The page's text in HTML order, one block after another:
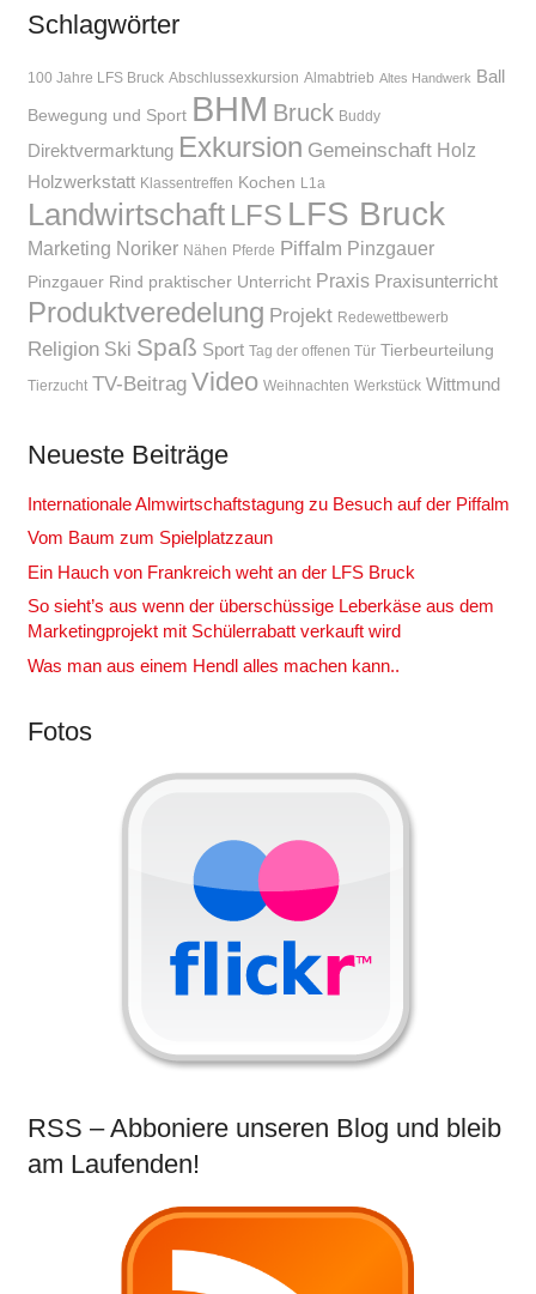
Schlagwörter
100 Jahre LFS Bruck Abschlussexkursion Almabtrieb Altes Handwerk Ball
Bewegung und Sport BHM Bruck Buddy
Direktvermarktung Exkursion Gemeinschaft Holz
Holzwerkstatt Klassentreffen Kochen L1a
Landwirtschaft LFS LFS Bruck
Marketing Noriker Nähen Pferde Piffalm Pinzgauer
Pinzgauer Rind praktischer Unterricht Praxis Praxisunterricht
Produktveredelung Projekt Redewettbewerb
Religion Ski Spaß Sport Tag der offenen Tür Tierbeurteilung
Tierzucht TV-Beitrag Video Weihnachten Werkstück Wittmund
Neueste Beiträge
Internationale Almwirtschaftstagung zu Besuch auf der Piffalm
Vom Baum zum Spielplatzzaun
Ein Hauch von Frankreich weht an der LFS Bruck
So sieht’s aus wenn der überschüssige Leberkäse aus dem
Marketingprojekt mit Schülerrabatt verkauft wird
Was man aus einem Hendl alles machen kann..
Fotos
RSS – Abboniere unseren Blog und bleib
am Laufenden!